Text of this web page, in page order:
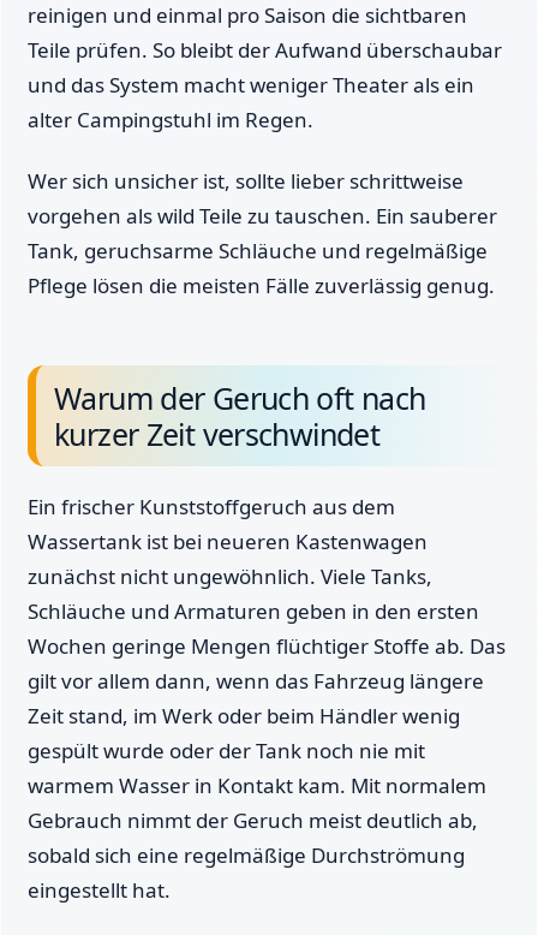
reinigen und einmal pro Saison die sichtbaren
Teile prüfen. So bleibt der Aufwand überschaubar
und das System macht weniger Theater als ein
alter Campingstuhl im Regen.
Wer sich unsicher ist, sollte lieber schrittweise
vorgehen als wild Teile zu tauschen. Ein sauberer
Tank, geruchsarme Schläuche und regelmäßige
Pflege lösen die meisten Fälle zuverlässig genug.
Warum der Geruch oft nach
kurzer Zeit verschwindet
Ein frischer Kunststoffgeruch aus dem
Wassertank ist bei neueren Kastenwagen
zunächst nicht ungewöhnlich. Viele Tanks,
Schläuche und Armaturen geben in den ersten
Wochen geringe Mengen flüchtiger Stoffe ab. Das
gilt vor allem dann, wenn das Fahrzeug längere
Zeit stand, im Werk oder beim Händler wenig
gespült wurde oder der Tank noch nie mit
warmem Wasser in Kontakt kam. Mit normalem
Gebrauch nimmt der Geruch meist deutlich ab,
sobald sich eine regelmäßige Durchströmung
eingestellt hat.